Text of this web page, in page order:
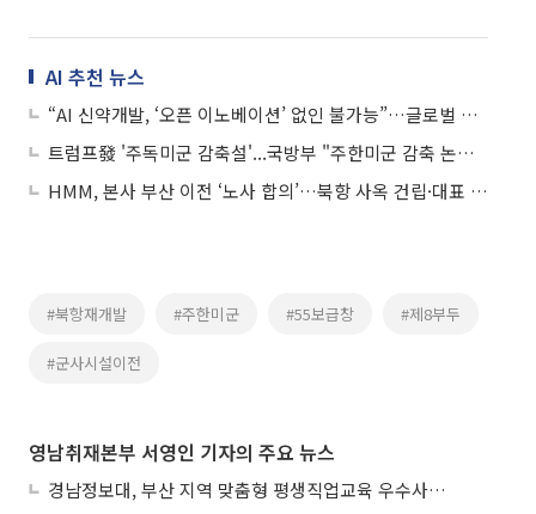
AI 추천 뉴스
“AI 신약개발, ‘오픈 이노베이션’ 없인 불가능”…글로벌 빅파마 ‘협업’ 강조
트럼프發 '주독미군 감축설'...국방부 "주한미군 감축 논의 없다"
HMM, 본사 부산 이전 ‘노사 합의’…북항 사옥 건립·대표 집무실 이동
#북항재개발 #주한미군 #55보급창 #제8부두
#군사시설이전
영남취재본부 서영인 기자의 주요 뉴스
경남정보대, 부산 지역 맞춤형 평생직업교육 우수사례로 혁신 주도